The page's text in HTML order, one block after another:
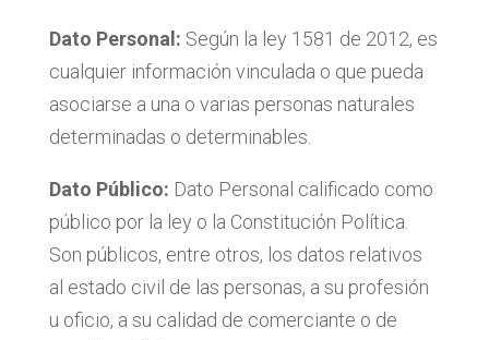
Dato Personal: Según la ley 1581 de 2012, es
cualquier información vinculada o que pueda
asociarse a una o varias personas naturales
determinadas o determinables.
Dato Público: Dato Personal calificado como
público por la ley o la Constitución Política.
Son públicos, entre otros, los datos relativos
al estado civil de las personas, a su profesión
u oficio, a su calidad de comerciante o de